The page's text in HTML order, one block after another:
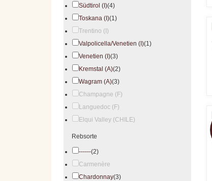
Südtirol (I)(4)
Toskana (I)(1)
Trentino (I)
Valpolicella/Venetien (I)(1)
Venetien (I)(3)
Kremstal (A)(2)
Wagram (A)(3)
Champagne (F)
Languedoc (F)
Elqui Valley (CHILE)
Rebsorte
------(2)
Carmenère
Chardonnay(3)